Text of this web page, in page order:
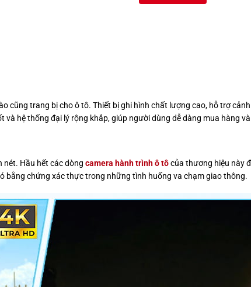
cũng trang bị cho ô tô. Thiết bị ghi hình chất lượng cao, hỗ trợ
hệ thống đại lý rộng khắp, giúp người dùng dễ dàng mua hàng
nét. Hầu hết các dòng camera hành trình ô tôcủa thương hiệu này
bằng chứng xác thực trong những tình huống va chạm giao thông.